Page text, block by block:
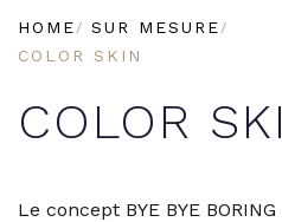
HOME
SUR MESURE
COLOR SKIN
COLOR
Le concept BYE BYE